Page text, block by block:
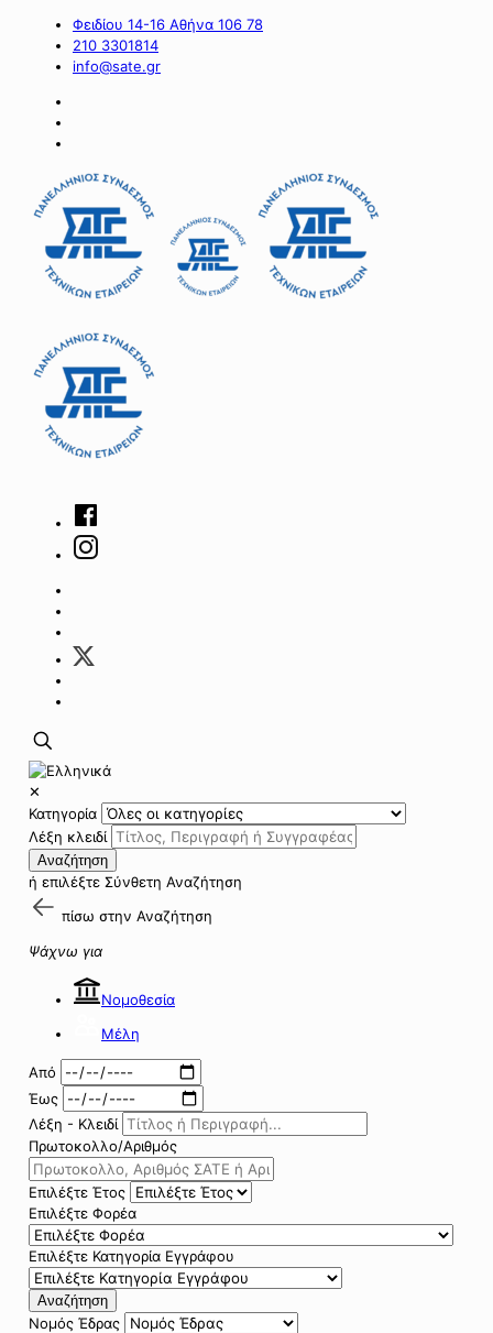
Φειδίου 14-16 Αθήνα 106 78
210 3301814
info@sate.gr
✕
Κατηγορία
Λέξη κλειδί
Αναζήτηση
ή επιλέξτε Σύνθετη Αναζήτηση
πίσω στην Αναζήτηση
Ψάχνω για
Νομοθεσία
Μέλη
Από
Έως
Λέξη - Κλειδί
Πρωτοκολλο/Αριθμός
Επιλέξτε Έτος
Επιλέξτε Φορέα
Επιλέξτε Κατηγορία Εγγράφου
Αναζήτηση
Νομός Έδρας